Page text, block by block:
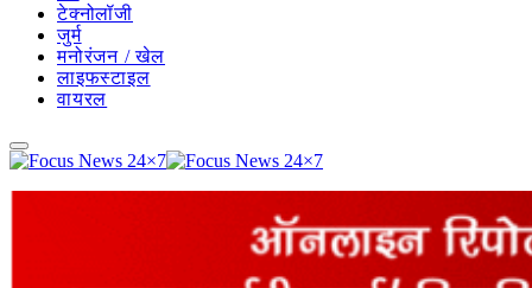
टेक्नोलॉजी
जुर्म
मनोरंजन / खेल
लाइफस्टाइल
वायरल